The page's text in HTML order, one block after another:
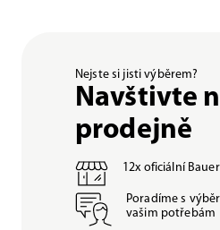
Nejste si jisti výběrem?
Navštivte
prodejně
12x oficiální
Poradíme s
vašim potřebám